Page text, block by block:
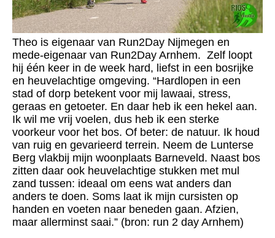
Theo is eigenaar van Run2Day Nijmegen en
mede-eigenaar van Run2Day Arnhem. Zelf loopt
hij één keer in de week hard, liefst in een bosrijke
en heuvelachtige omgeving. “Hardlopen in een
stad of dorp betekent voor mij lawaai, stress,
geraas en getoeter. En daar heb ik een hekel aan.
Ik wil me vrij voelen, dus heb ik een sterke
voorkeur voor het bos. Of beter: de natuur. Ik houd
van ruig en gevarieerd terrein. Neem de Lunterse
Berg vlakbij mijn woonplaats Barneveld. Naast bos
zitten daar ook heuvelachtige stukken met mul
zand tussen: ideaal om eens wat anders dan
anders te doen. Soms laat ik mijn cursisten op
handen en voeten naar beneden gaan. Afzien,
maar allerminst saai.” (bron: run 2 day Arnhem)